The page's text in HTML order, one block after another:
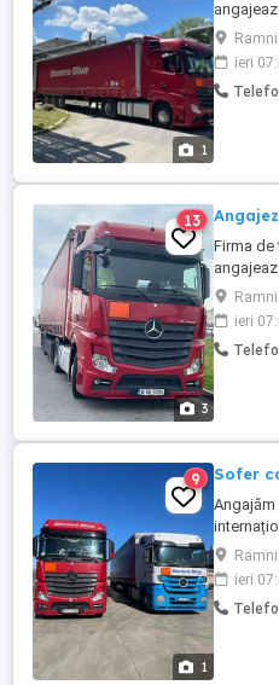
1
Polonia,
atestat
ieri
3
13
Firma de
prelata
Polonia,
ADR
ieri
1
9 Sofer
Spania,
diurnă
telefon.
ieri